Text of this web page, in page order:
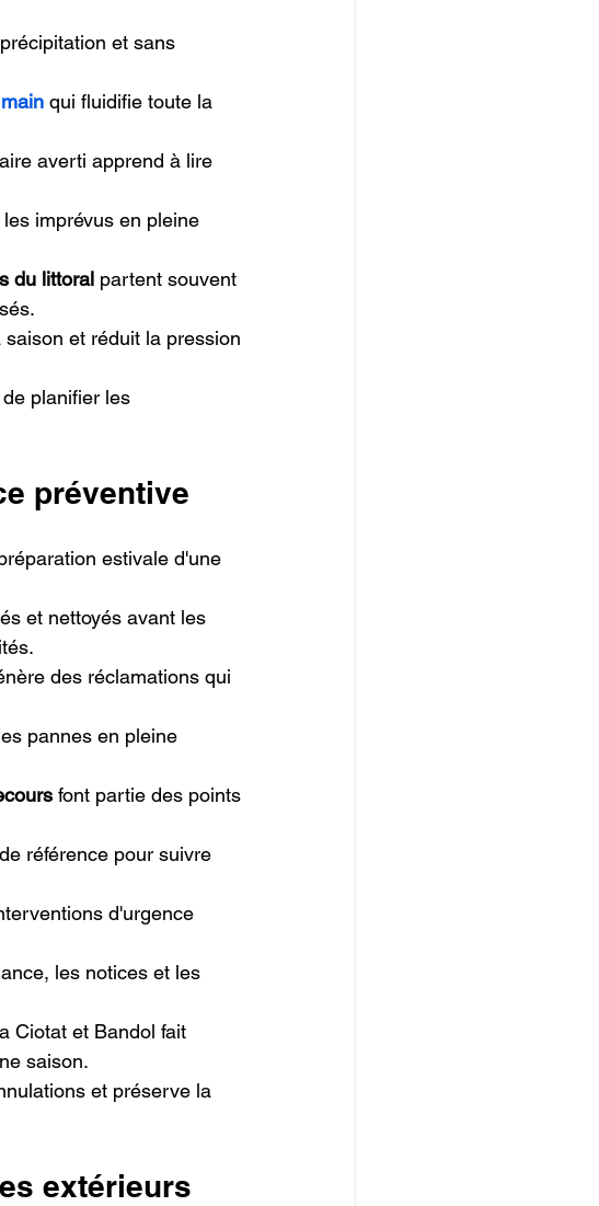
et sans
qui fluidifie toute la
averti apprend à lire
imprévus en pleine
du littoral partent souvent
et réduit la pression
planifier les
préventive
estivale d'une
et nettoyés avant les
des réclamations qui
pannes en pleine
font partie des points
référence pour suivre
d'urgence
les notices et les
Ciotat et Bandol fait
saison.
et préserve la
extérieurs